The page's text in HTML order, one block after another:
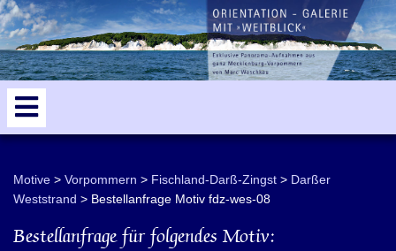
Motive Vorpommern Fischland-Darß-Zingst
Darßer
Weststrand
Bestellanfrage Motiv fdz-wes-08
Bestellanfrage für folgendes Motiv:
5
Dierhagen